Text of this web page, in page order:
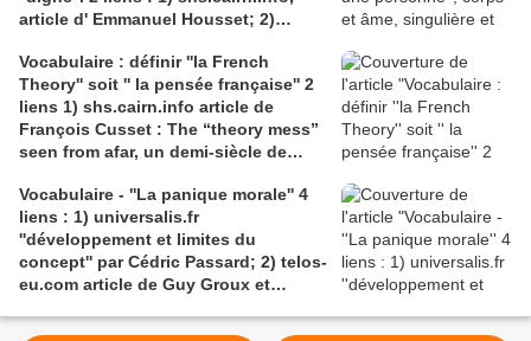
article d' Emmanuel Housset; 2)
Julian Roche
Vocabulaire : définir ''la French
Theory'' soit '' la pensée française'' 2
liens 1) shs.cairn.info article de
François Cusset : The “theory mess”
seen from afar, un demi-siècle de
tracts.gallimard.fr ''La haine de
l'émancipation...'', François Cusset
Vocabulaire - ''La panique morale'' 4
liens : 1) universalis.fr
''développement et limites du
concept'' par Cédric Passard; 2) telos-
eu.com article de Guy Groux et